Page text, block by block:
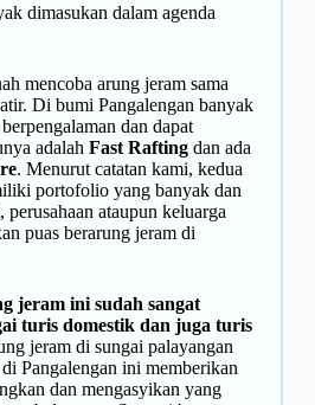
dimasukan dalam agenda
mencoba arung jeram sama
Di bumi Pangalengan banyak
dan dapat
adalah Fast Raftingdan ada
. Menurut catatan kami, kedua
portofolio yang banyak dan
perusahaan ataupun keluarga
puas berarung jeram di
jeram ini sudah sangat
turis domestik dan juga turis
jeram di sungai palayangan
Pangalengan ini memberikan
dan mengasyikan yang